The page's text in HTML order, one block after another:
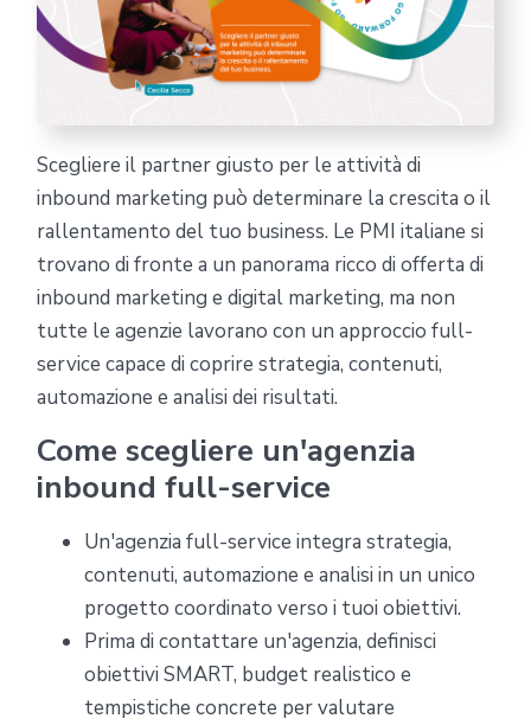
Scegliere il partner giusto per le attività di
inbound marketing può determinare la crescita o il
rallentamento del tuo business. Le PMI italiane si
trovano di fronte a un panorama ricco di offerta di
inbound marketing e digital marketing, ma non
tutte le agenzie lavorano con un approccio full-
service capace di coprire strategia, contenuti,
automazione e analisi dei risultati.
Come scegliere un'agenzia
inbound full-service
Un'agenzia full-service integra strategia,
contenuti, automazione e analisi in un unico
progetto coordinato verso i tuoi obiettivi.
Prima di contattare un'agenzia, definisci
obiettivi SMART, budget realistico e
tempistiche concrete per valutare